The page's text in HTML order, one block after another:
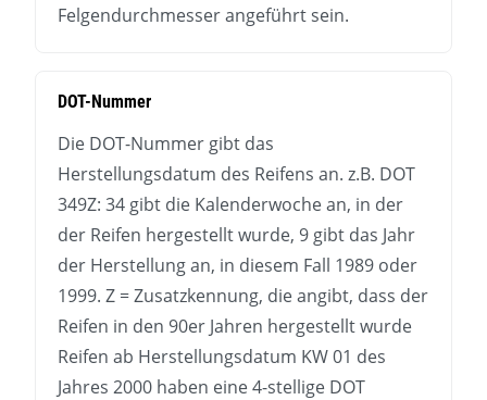
Felgendurchmesser angeführt sein.
DOT-Nummer
Die DOT-Nummer gibt das
Herstellungsdatum des Reifens an. z.B. DOT
349Z: 34 gibt die Kalenderwoche an, in der
der Reifen hergestellt wurde, 9 gibt das Jahr
der Herstellung an, in diesem Fall 1989 oder
1999. Z = Zusatzkennung, die angibt, dass der
Reifen in den 90er Jahren hergestellt wurde
Reifen ab Herstellungsdatum KW 01 des
Jahres 2000 haben eine 4-stellige DOT